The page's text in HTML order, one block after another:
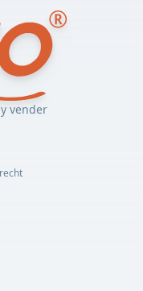
vender